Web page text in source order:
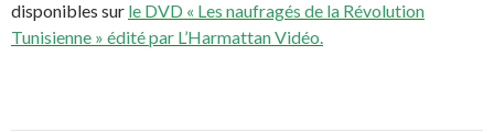
disponibles sur le DVD « Les naufragés de la Révolution
Tunisienne » édité par L’Harmattan Vidéo.